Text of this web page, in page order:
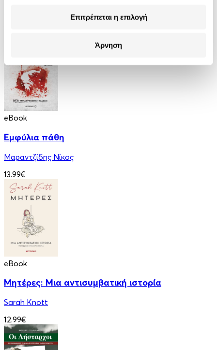
Επιτρέπεται η επιλογή
Άρνηση
eBook
Εμφύλια πάθη
Μαραντζίδης Νίκος
13.99€
eBook
Μητέρες: Μια αντισυμβατική ιστορία
Sarah Knott
12.99€